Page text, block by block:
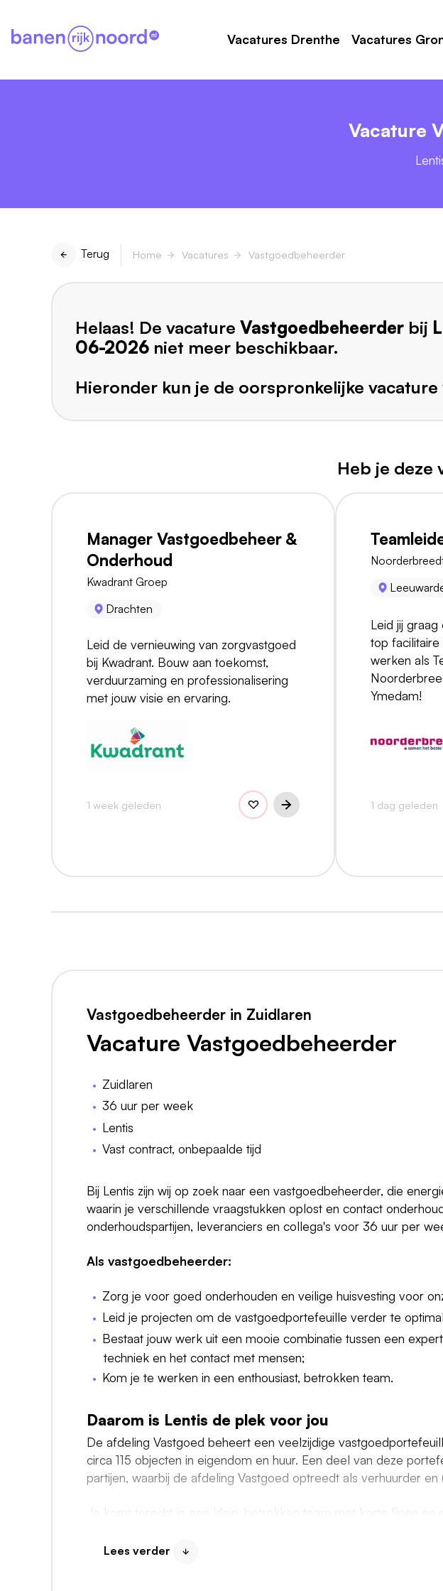
Vacatures Drenthe Vacatures
Vacature
Terug Home Vacatures Vastgoedbeheerder
Helaas! De vacature Vastgoedbeheerder bij
06-2026 niet meer beschikbaar.
Hieronder kun je de oorspronkelijke
Heb je deze
Manager Vastgoedbeheer &
Onderhoud
Kwadrant Groep
Drachten
Leid de vernieuwing van zorgvastgoed
bij Kwadrant. Bouw aan toekomst,
verduurzaming en professionalisering
met jouw visie en ervaring.
1 week geleden
Leid jij
top
werken als
Ymedam!
1 dag geleden
Vastgoedbeheerder in Zuidlaren
Vacature Vastgoedbeheerder
Zuidlaren
36 uur per week
Lentis
Vast contract, onbepaalde tijd
Bij Lentis zijn wij op zoek naar een vastgoedbeheerder, die
waarin je verschillende vraagstukken oplost en contact
onderhoudspartijen, leveranciers en collega's voor 36 uur per
Als vastgoedbeheerder:
Zorg je voor goed onderhouden en veilige huisvesting voor
Leid je projecten om de vastgoedportefeuille verder te
Bestaat jouw werk uit een mooie combinatie tussen een
techniek en het contact met mensen;
Kom je te werken in een enthousiast, betrokken team.
Daarom is Lentis de plek voor jou
De afdeling Vastgoed beheert een veelzijdige
circa 115 objecten in eigendom en huur. Een deel van deze
partijen, waarbij de afdeling Vastgoed optreedt als verhuurder en
Je komt terecht in een klein, betrokken team met korte lijnen en
onderzoekende houding. Sterke communicatieve vaardigheden,
Lees verder